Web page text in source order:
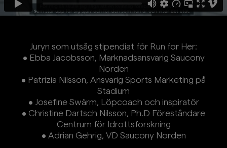
Juryn som utsåg stipendiat för Run for Her:
• Ebba Jacobsson, Marknadsansvarig Saucony
Norden
• Patrizia Nilsson, Ansvarig Sports Marketing på
Stadium
• Josefine Swärm, Löpcoach och inspiratör
• Christine Dartsch Nilsson, Ph.D Föreståndare
Centrum för Idrottsforskning
• Adrian Gehrig, VD Saucony Norden